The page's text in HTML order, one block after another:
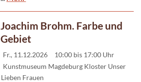
Joachim Brohm. Farbe und
Gebiet
Fr., 11.12.2026
10:00 bis 17:00 Uhr
Kunstmuseum Magdeburg Kloster Unser
Lieben Frauen